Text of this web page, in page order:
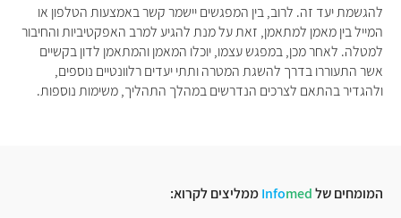
להגשמת יעד זה. לרוב, בין המפגשים יישמר קשר באמצעות הטלפון או
המייל בין מאמן למתאמן, זאת על מנת להגיע למרב האפקטיביות והחיבור
למטלה. לאחר מכן, במפגש עצמו, יוכלו המאמן והמתאמן לדון בקשיים
אשר התעוררו בדרך להשגת המטרה ותתי יעדים רלוונטיים נוספים,
ולהגדיר בהתאם לצרכים הנדרשים במהלך התהליך, משימות נוספות.
המומחים של Infomed ממליצים לקרוא: